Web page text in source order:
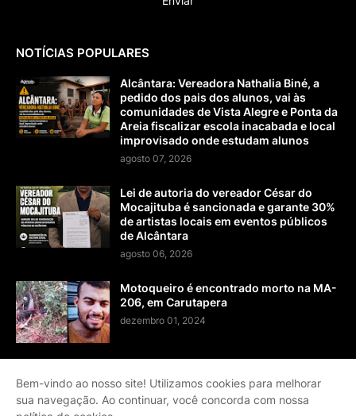
NOTÍCIAS POPULARES
Alcântara: Vereadora Nathalia Biné, a
pedido dos pais dos alunos, vai às
comunidades de Vista Alegre e Ponta da
Areia fiscalizar escola inacabada e local
improvisado onde estudam alunos
agosto 07, 2026
Lei de autoria do vereador César do
Mocajituba é sancionada e garante 30%
de artistas locais em eventos públicos
de Alcântara
agosto 06, 2026
Motoqueiro é encontrado morto na MA-
206, em Carutapera
dezembro 01, 2024
Página Inicial Contato Sobre Termos de Serviço
Bem-vindo ao nosso site! Utilizamos cookies para melhorar
sua navegação. Ao continuar, você concorda com nossa